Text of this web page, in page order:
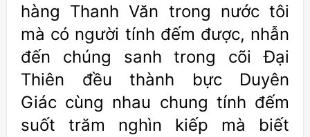
hàng Thanh Văn trong nước tôi
mà có người tính đếm được, nhẫn
đến chúng sanh trong cõi Đại
Thiên đều thành bực Duyên
Giác cùng nhau chung tính đếm
suốt trăm nghìn kiếp mà biết